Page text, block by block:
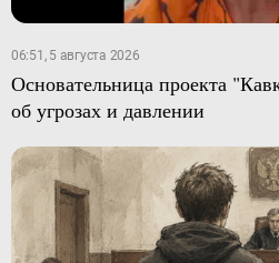
06:51, 5 августа 2026
Основательница проекта
об угрозах и давлении